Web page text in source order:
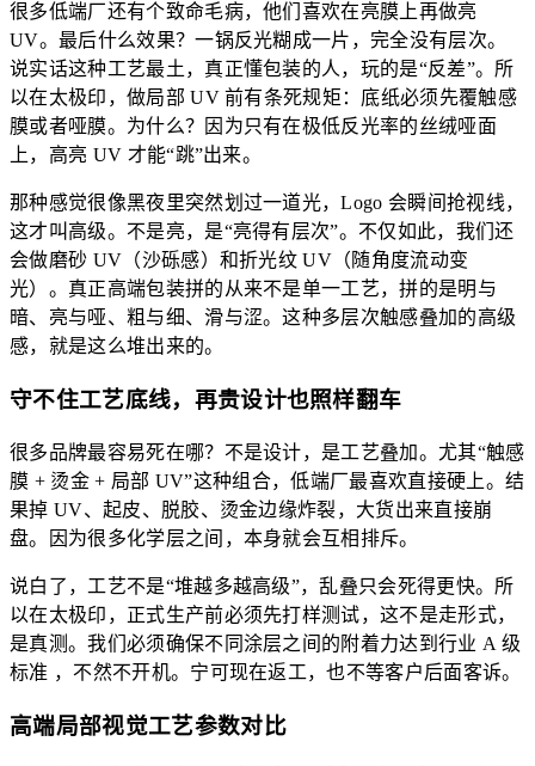
很多低端厂还有个致命毛病，他们喜欢在亮膜上再做亮
UV。最后什么效果？一锅反光糊成一片，完全没有层次。
说实话这种工艺最土，真正懂包装的人，玩的是“反差”。所
以在太极印，做局部 UV 前有条死规矩：底纸必须先覆触感
膜或者哑膜。为什么？因为只有在极低反光率的丝绒哑面
上，高亮 UV 才能“跳”出来。
那种感觉很像黑夜里突然划过一道光，Logo 会瞬间抢视线，
这才叫高级。不是亮，是“亮得有层次”。不仅如此，我们还
会做磨砂 UV（沙砾感）和折光纹 UV（随角度流动变
光）。真正高端包装拼的从来不是单一工艺，拼的是明与
暗、亮与哑、粗与细、滑与涩。这种多层次触感叠加的高级
感，就是这么堆出来的。
守不住工艺底线，再贵设计也照样翻车
很多品牌最容易死在哪？不是设计，是工艺叠加。尤其“触感
膜 + 烫金 + 局部 UV”这种组合，低端厂最喜欢直接硬上。结
果掉 UV、起皮、脱胶、烫金边缘炸裂，大货出来直接崩
盘。因为很多化学层之间，本身就会互相排斥。
说白了，工艺不是“堆越多越高级”，乱叠只会死得更快。所
以在太极印，正式生产前必须先打样测试，这不是走形式，
是真测。我们必须确保不同涂层之间的附着力达到行业 A 级
标准 ，不然不开机。宁可现在返工，也不等客户后面客诉。
高端局部视觉工艺参数对比